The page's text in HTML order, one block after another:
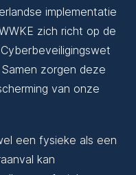
implementatie
zich richt op de
zorgen deze
van onze
een fysieke als een
kan